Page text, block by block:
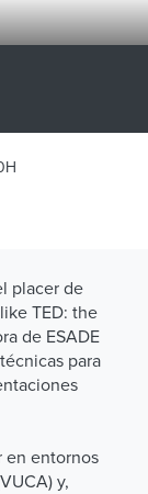
placer de
TED: the
de ESADE
para
en entornos
y,